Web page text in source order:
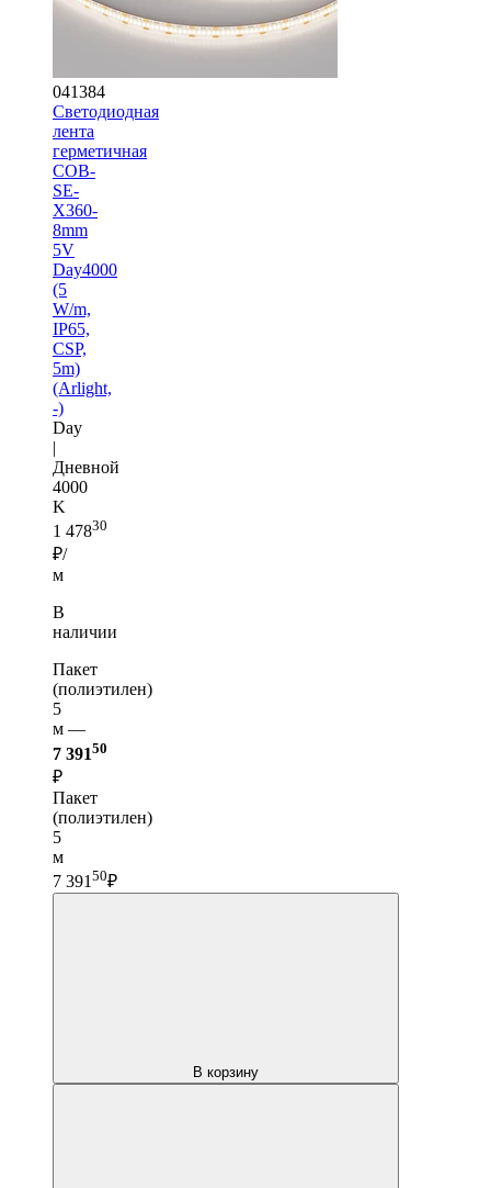
041384
Светодиодная
лента
герметичная
COB-
SE-
X360-
8mm
5V
Day4000
(5
W/m,
IP65,
CSP,
5m)
(Arlight,
-)
Day
|
Дневной
4000
K
1 47830
₽/
м
В
наличии
Пакет
(полиэтилен)
5
м —
7 39150
₽
Пакет
(полиэтилен)
5
м
7 391 50₽
В корзину